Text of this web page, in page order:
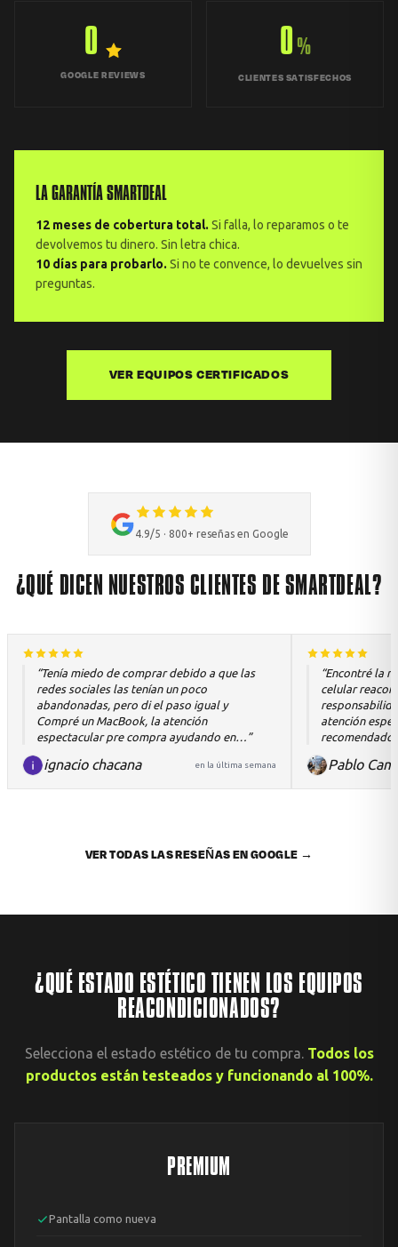
0
GOOGLE REVIEWS
0 %
CLIENTES SATISFECHOS
LA GARANTÍA SMARTDEAL
12 meses de cobertura total. Si falla, lo reparamos o te
devolvemos tu dinero. Sin letra chica.
10 días para probarlo. Si no te convence, lo devuelves sin
preguntas.
VER EQUIPOS CERTIFICADOS
4.9/5 · 800+ reseñas en Google
¿QUÉ DICEN NUESTROS CLIENTES DE SMARTDEAL?
“Tenía miedo de comprar debido a que las
redes sociales las tenían un poco
abandonadas, pero di el paso igual y
Compré un MacBook, la atención
espectacular pre compra ayudando en…”
ignacio chacana en la última semana
“Encontré la
celular
atención
Pablo
VER TODAS LAS RESEÑAS EN GOOGLE →
¿QUÉ ESTADO ESTÉTICO TIENEN LOS EQUIPOS
REACONDICIONADOS?
Selecciona el estado estético de tu compra. Todos los
productos están testeados y funcionando al 100%.
PREMIUM
Pantalla como nueva